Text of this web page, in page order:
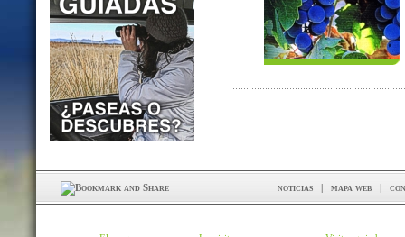
noticias | mapa web |